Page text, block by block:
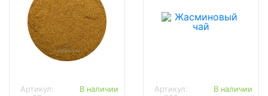
Артикул:
В наличии
Артикул:
В наличии